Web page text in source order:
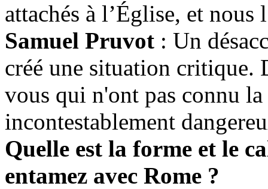
attachés à l’Église, et nous
Samuel Pruvot : Un
créé une situation critique.
vous qui n'ont pas connu
incontestablement
Quelle est la forme et le
entamez avec Rome ?